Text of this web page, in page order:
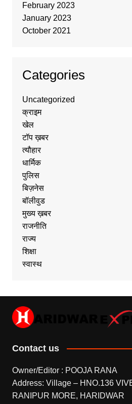
February 2023
January 2023
October 2021
Categories
Uncategorized
क्राइम
खेल
टॉप ख़बर
त्यौहार
धार्मिक
पुलिस
बिज़नेस
बॉलीवुड
मुख्य ख़बर
राजनीति
राज्य
शिक्षा
स्वास्थ
Contact us
Owner/Editor : POOJA RANA
Address: Village – HNO.136
RANIPUR MORE, HARIDWAR